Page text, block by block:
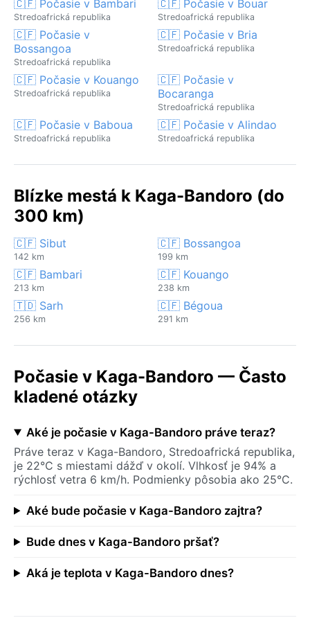
🇨🇫 Počasie v Bambari
Stredoafrická republika
🇨🇫 Počasie v Bouar
Stredoafrická republika
🇨🇫 Počasie v
Bossangoa
Stredoafrická republika
🇨🇫 Počasie v Bria
Stredoafrická republika
🇨🇫 Počasie v Kouango
Stredoafrická republika
🇨🇫 Počasie v
Bocaranga
Stredoafrická republika
🇨🇫 Počasie v Baboua
Stredoafrická republika
🇨🇫 Počasie v Alindao
Stredoafrická republika
Blízke mestá k Kaga-Bandoro (do
300 km)
🇨🇫 Sibut
142 km
🇨🇫 Bossangoa
199 km
🇨🇫 Bambari
213 km
🇨🇫 Kouango
238 km
🇹🇩 Sarh
256 km
🇨🇫 Bégoua
291 km
Počasie v Kaga-Bandoro — Často
kladené otázky
Aké je počasie v Kaga-Bandoro práve teraz?
Práve teraz v Kaga-Bandoro, Stredoafrická republika,
je 22°C s miestami dážď v okolí. Vlhkosť je 94% a
rýchlosť vetra 6 km/h. Podmienky pôsobia ako 25°C.
Aké bude počasie v Kaga-Bandoro zajtra?
Bude dnes v Kaga-Bandoro pršať?
Aká je teplota v Kaga-Bandoro dnes?